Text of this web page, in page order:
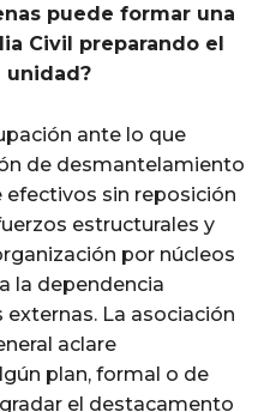
puede formar una
Civil preparando el
unidad?
ante lo que
de desmantelamiento
efectivos sin reposición
estructurales y
por núcleos
la dependencia
La asociación
aclare
plan, formal o de
el destacamento